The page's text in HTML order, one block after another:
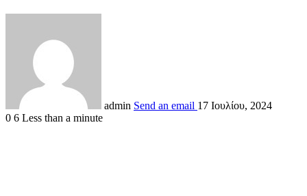
admin Send an email 17 Ιουλίου, 2024
0 6 Less than a minute